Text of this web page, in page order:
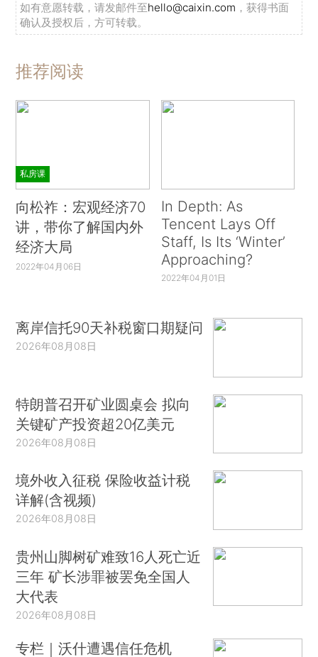
如有意愿转载，请发邮件至hello@caixin.com ，获得书面
确认及授权后，方可转载。
推荐阅读
私房课
向松祚：宏观经济70
讲，带你了解国内外
经济大局
2022年04月06日
In Depth: As
Tencent Lays Off
Staff, Is Its ‘Winter’
Approaching?
2022年04月01日
离岸信托90天补税窗口期疑问
2026年08月08日
特朗普召开矿业圆桌会 拟向
关键矿产投资超20亿美元
2026年08月08日
境外收入征税 保险收益计税
详解(含视频)
2026年08月08日
贵州山脚树矿难致16人死亡近
三年 矿长涉罪被罢免全国人
大代表
2026年08月08日
专栏｜沃什遭遇信任危机